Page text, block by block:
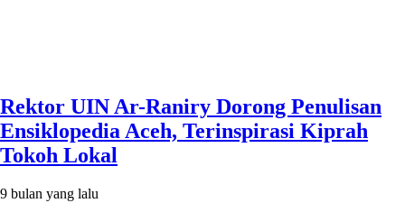
Rektor UIN Ar-Raniry Dorong Penulisan
Ensiklopedia Aceh, Terinspirasi Kiprah
Tokoh Lokal
9 bulan yang lalu